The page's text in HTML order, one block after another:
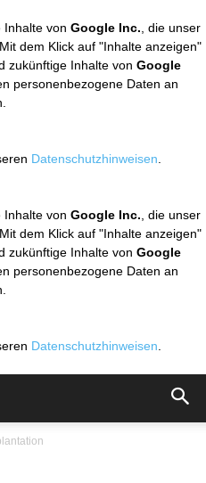
Inhalte von Google Inc. , die unser
dem Klick auf "Inhalte anzeigen"
zukünftige Inhalte von Google
personenbezogene Daten an
Datenschutzhinweisen
Inhalte von Google Inc. , die unser
dem Klick auf "Inhalte anzeigen"
zukünftige Inhalte von Google
personenbezogene Daten an
Datenschutzhinweisen